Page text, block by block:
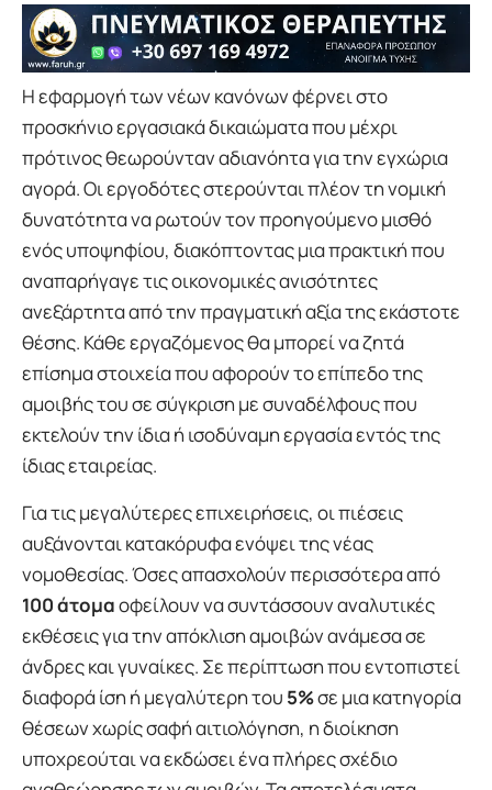
Η εφαρμογή των νέων κανόνων φέρνει στο
προσκήνιο εργασιακά δικαιώματα που μέχρι
πρότινος θεωρούνταν αδιανόητα για την εγχώρια
αγορά. Οι εργοδότες στερούνται πλέον τη νομική
δυνατότητα να ρωτούν τον προηγούμενο μισθό
ενός υποψηφίου, διακόπτοντας μια πρακτική που
αναπαρήγαγε τις οικονομικές ανισότητες
ανεξάρτητα από την πραγματική αξία της εκάστοτε
θέσης. Κάθε εργαζόμενος θα μπορεί να ζητά
επίσημα στοιχεία που αφορούν το επίπεδο της
αμοιβής του σε σύγκριση με συναδέλφους που
εκτελούν την ίδια ή ισοδύναμη εργασία εντός της
ίδιας εταιρείας.
Για τις μεγαλύτερες επιχειρήσεις, οι πιέσεις
αυξάνονται κατακόρυφα ενόψει της νέας
νομοθεσίας. Όσες απασχολούν περισσότερα από
100 άτομαοφείλουν να συντάσσουν αναλυτικές
εκθέσεις για την απόκλιση αμοιβών ανάμεσα σε
άνδρες και γυναίκες. Σε περίπτωση που εντοπιστεί
διαφορά ίση ή μεγαλύτερη του 5%σε μια κατηγορία
θέσεων χωρίς σαφή αιτιολόγηση, η διοίκηση
υποχρεούται να εκδώσει ένα πλήρες σχέδιο